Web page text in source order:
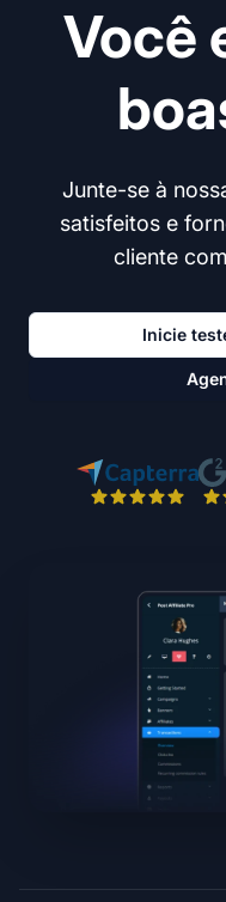
Você
Junte-se à
satisfeitos e
cliente
Inicie